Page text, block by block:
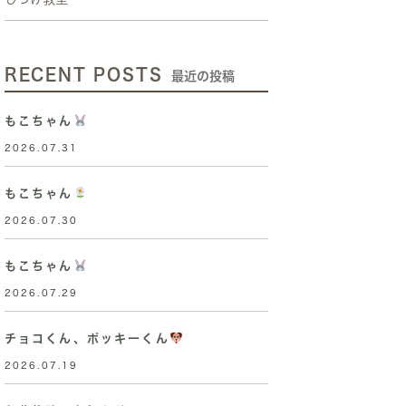
RECENT POSTS 最近の投稿
もこちゃん
2026.07.31
もこちゃん
2026.07.30
もこちゃん
2026.07.29
チョコくん、ポッキーくん
2026.07.19